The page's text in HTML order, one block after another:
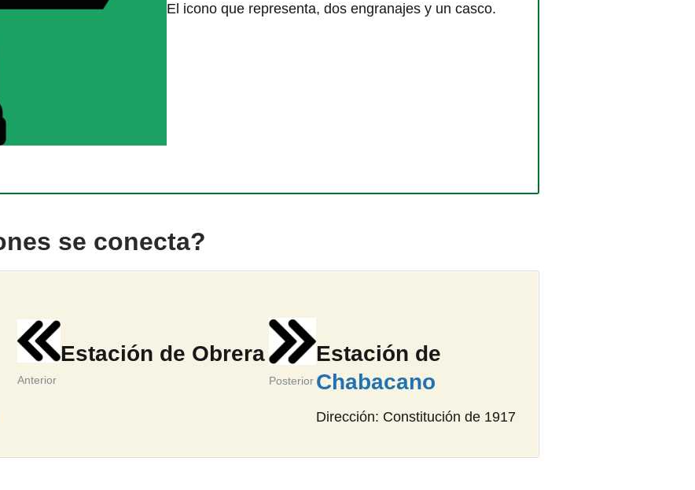
El icono que representa, dos engranajes y un casco.
se conecta?
Anterior
Estación de Obrera
Posterior
Estación de
Chabacano
Dirección: Constitución de 1917